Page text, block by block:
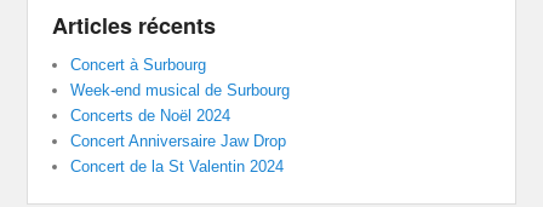
Articles récents
Concert à Surbourg
Week-end musical de Surbourg
Concerts de Noël 2024
Concert Anniversaire Jaw Drop
Concert de la St Valentin 2024